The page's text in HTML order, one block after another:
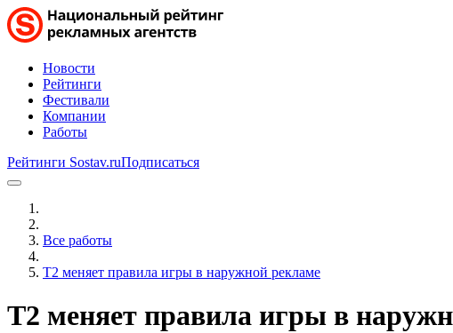
Новости
Рейтинги
Фестивали
Компании
Работы
Рейтинги Sostav.ruПодписаться
Все работы
T2 меняет правила игры в наружной рекламе
T2 меняет правила игры в